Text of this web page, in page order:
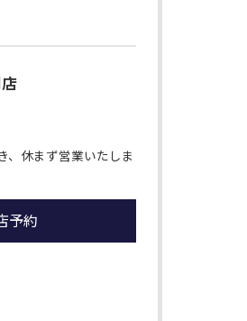
、休まず営業いたしま
予約